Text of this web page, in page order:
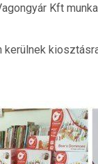
Kft
kerülnek